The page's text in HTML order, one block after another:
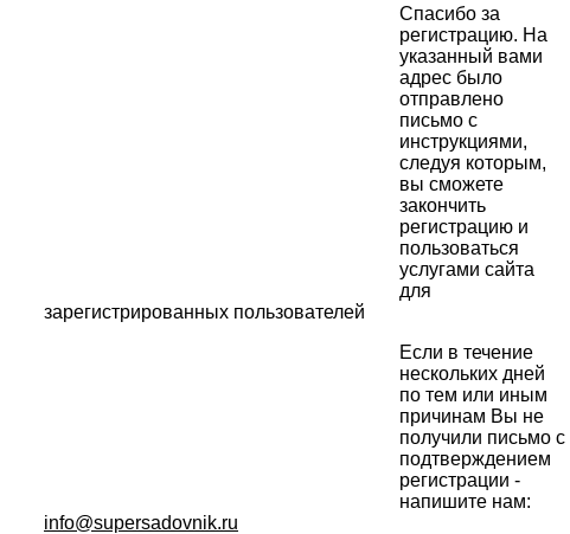
Спасибо за
регистрацию. На
указанный вами
адрес было
отправлено
письмо с
инструкциями,
следуя которым,
вы сможете
закончить
регистрацию и
пользоваться
услугами сайта
для
зарегистрированных пользователей
Если в течение
нескольких дней
по тем или иным
причинам Вы не
получили письмо с
подтверждением
регистрации -
напишите нам:
info@supersadovnik.ru